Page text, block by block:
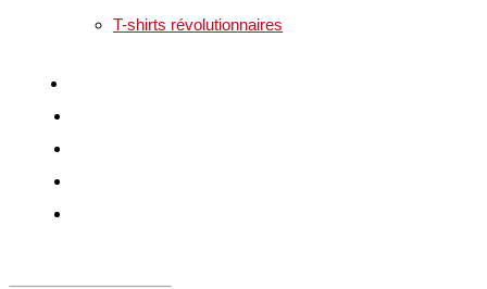
T-shirts révolutionnaires